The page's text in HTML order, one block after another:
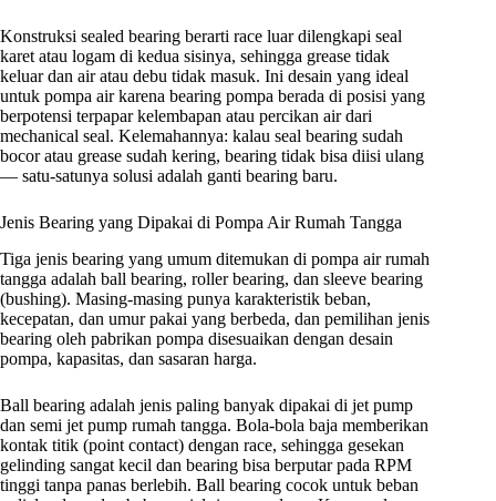
Konstruksi sealed bearing berarti race luar dilengkapi seal
karet atau logam di kedua sisinya, sehingga grease tidak
keluar dan air atau debu tidak masuk. Ini desain yang ideal
untuk pompa air karena bearing pompa berada di posisi yang
berpotensi terpapar kelembapan atau percikan air dari
mechanical seal. Kelemahannya: kalau seal bearing sudah
bocor atau grease sudah kering, bearing tidak bisa diisi ulang
— satu-satunya solusi adalah ganti bearing baru.
Jenis Bearing yang Dipakai di Pompa Air Rumah Tangga
Tiga jenis bearing yang umum ditemukan di pompa air rumah
tangga adalah ball bearing, roller bearing, dan sleeve bearing
(bushing). Masing-masing punya karakteristik beban,
kecepatan, dan umur pakai yang berbeda, dan pemilihan jenis
bearing oleh pabrikan pompa disesuaikan dengan desain
pompa, kapasitas, dan sasaran harga.
Ball bearing adalah jenis paling banyak dipakai di jet pump
dan semi jet pump rumah tangga. Bola-bola baja memberikan
kontak titik (point contact) dengan race, sehingga gesekan
gelinding sangat kecil dan bearing bisa berputar pada RPM
tinggi tanpa panas berlebih. Ball bearing cocok untuk beban